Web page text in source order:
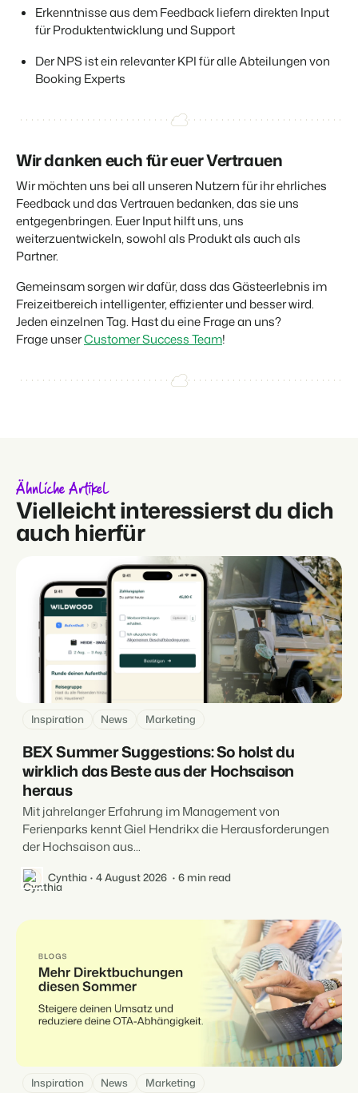
Erkenntnisse aus dem Feedback liefern direkten Input
für Produktentwicklung und Support
Der NPS ist ein relevanter KPI für alle Abteilungen von
Booking Experts
Wir danken euch für euer Vertrauen
Wir möchten uns bei all unseren Nutzern für ihr ehrliches
Feedback und das Vertrauen bedanken, das sie uns
entgegenbringen. Euer Input hilft uns, uns
weiterzuentwickeln, sowohl als Produkt als auch als
Partner.
Gemeinsam sorgen wir dafür, dass das Gästeerlebnis im
Freizeitbereich intelligenter, effizienter und besser wird.
Jeden einzelnen Tag. Hast du eine Frage an uns?
Frage unserCustomer Success Team!
Ähnliche Artikel
Vielleicht interessierst du dich
auch hierfür
Inspiration News Marketing
BEX Summer Suggestions: So holst du
wirklich das Beste aus der Hochsaison
heraus
Mit jahrelanger Erfahrung im Management von
Ferienparks kennt Giel Hendrikx die Herausforderungen
der Hochsaison aus...
Cynthia 4 August 2026 6 min read
Inspiration News Marketing